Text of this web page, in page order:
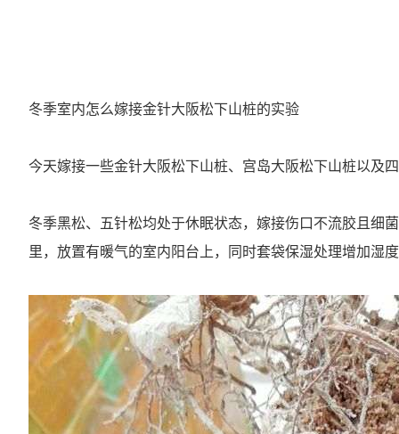
冬季室内怎么嫁接金针大阪松下山桩的实验
今天嫁接一些金针大阪松下山桩、宫岛大阪松下山桩以及
冬季黑松、五针松均处于休眠状态，嫁接伤口不流胶且细
里，放置有暖气的室内阳台上，同时套袋保湿处理增加湿